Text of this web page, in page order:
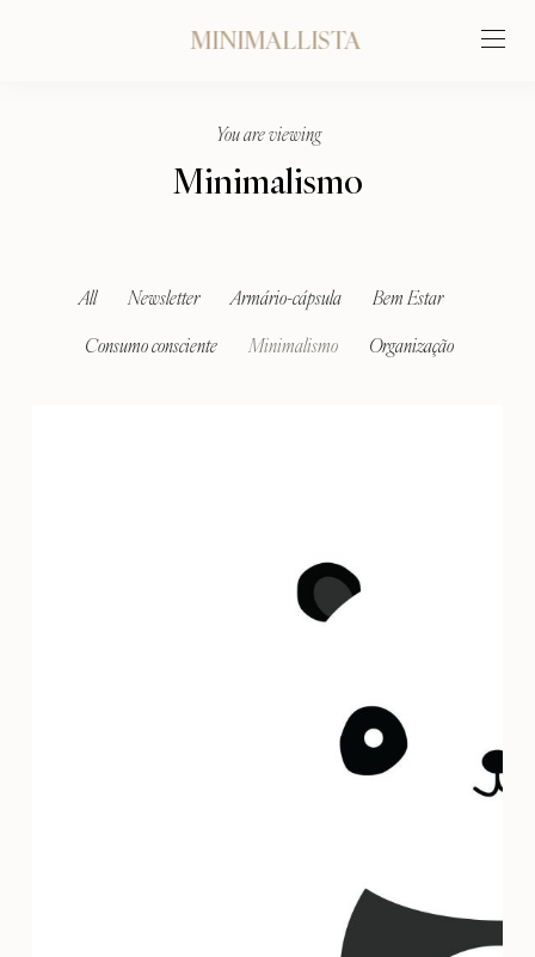
MINIMALLISTA
You are viewing
Minimalismo
All Newsletter Armário-cápsula
Bem Estar
Consumo consciente
Minimalismo Organização